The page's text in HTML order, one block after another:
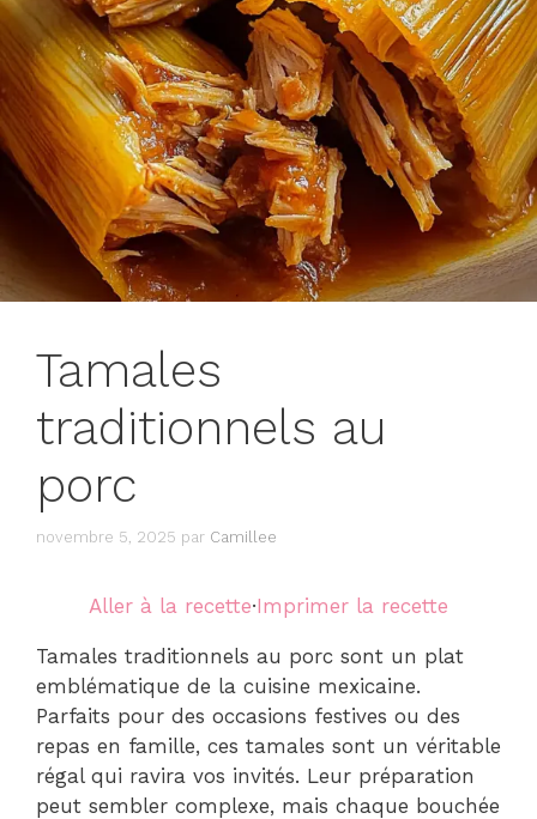
Tamales
traditionnels au
porc
novembre 5, 2025 par Camillee
Aller à la recette·Imprimer la recette
Tamales traditionnels au porc sont un plat
emblématique de la cuisine mexicaine.
Parfaits pour des occasions festives ou des
repas en famille, ces tamales sont un véritable
régal qui ravira vos invités. Leur préparation
peut sembler complexe, mais chaque bouchée